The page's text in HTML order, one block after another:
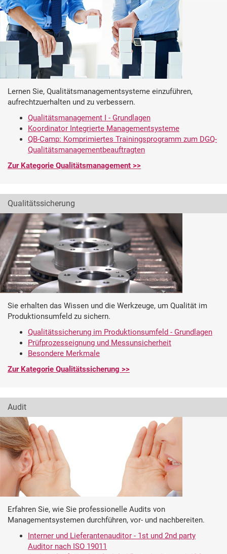
Lernen Sie, Qualitätsmanagementsysteme einzuführen,
aufrechtzuerhalten und zu verbessern.
Qualitätsmanagement I - Grundlagen
Koordinator Integrierte Managementsysteme
QB-Camp: Komprimiertes Trainingsprogramm zum DGQ-
Qualitätsmanagementbeauftragten
Zur Kategorie Qualitätsmanagement >>
Qualitätssicherung
Sie erhalten das Wissen und die Werkzeuge, um Qualität im
Produktionsumfeld zu sichern.
Qualitätssicherung im Produktionsumfeld - Grundlagen
Prüfprozesseignung und Messunsicherheit
Besondere Merkmale
Zur Kategorie Qualitätssicherung >>
Audit
Erfahren Sie, wie Sie professionelle Audits von
Managementsystemen durchführen, vor- und nachbereiten.
Interner und Lieferantenauditor - 1st und 2nd party
Auditor nach ISO 19011